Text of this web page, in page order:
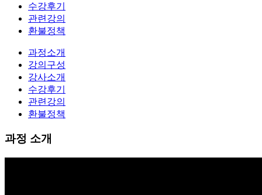
수강후기
관련강의
환불정책
과정소개
강의구성
강사소개
수강후기
관련강의
환불정책
과정 소개